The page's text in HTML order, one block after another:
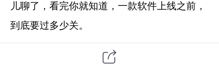
儿聊了，看完你就知道，一款软件上线之前，
到底要过多少关。
一、软件产品测试包括哪些方面？